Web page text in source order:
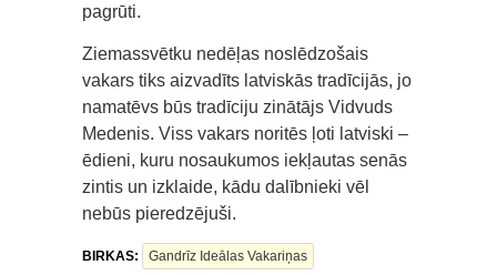
pagrūti.
Ziemassvētku nedēļas noslēdzošais
vakars tiks aizvadīts latviskās tradīcijās, jo
namatēvs būs tradīciju zinātājs Vidvuds
Medenis. Viss vakars noritēs ļoti latviski –
ēdieni, kuru nosaukumos iekļautas senās
zintis un izklaide, kādu dalībnieki vēl
nebūs pieredzējuši.
BIRKAS: Gandrīz Ideālas Vakariņas